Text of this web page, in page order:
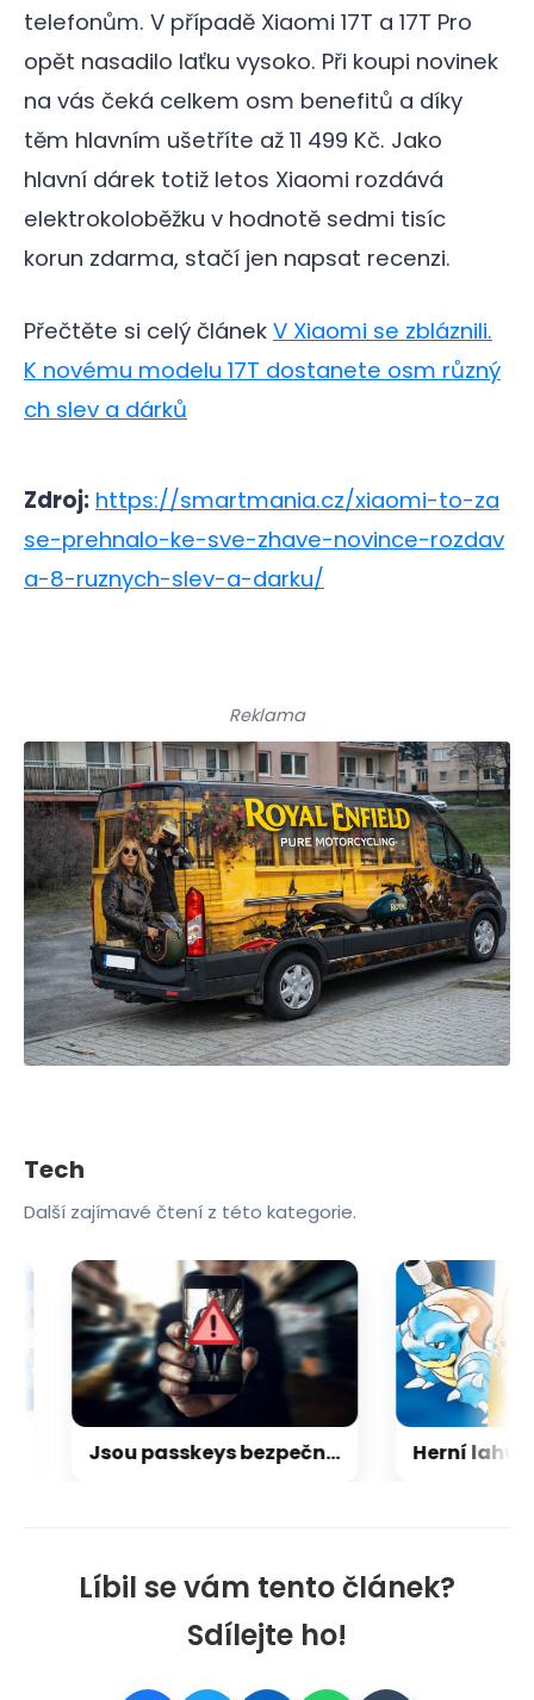
telefonům. V případě Xiaomi 17T a 17T Pro
opět nasadilo laťku vysoko. Při koupi novinek
na vás čeká celkem osm benefitů a díky
těm hlavním ušetříte až 11 499 Kč. Jako
hlavní dárek totiž letos Xiaomi rozdává
elektrokoloběžku v hodnotě sedmi tisíc
korun zdarma, stačí jen napsat recenzi.
Přečtěte si celý článek V Xiaomi se zbláznili.
K novému modelu 17T dostanete osm různý
ch slev a dárků
Zdroj: https://smartmania.cz/xiaomi-to-za
se-prehnalo-ke-sve-zhave-novince-rozdav
a-8-ruznych-slev-a-darku/
Líbil se vám tento článek?
Sdílejte ho!
Reklama
Tech
Další zajímavé čtení z této kategorie.
Jsou passkeys bezpečným způsobem přihlašování? Ano, ale rozhodně ne bez výhrad